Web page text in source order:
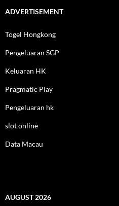
ADVERTISEMENT
Togel Hongkong
Pengeluaran SGP
Keluaran HK
Pragmatic Play
Pengeluaran hk
slot online
Data Macau
AUGUST 2026